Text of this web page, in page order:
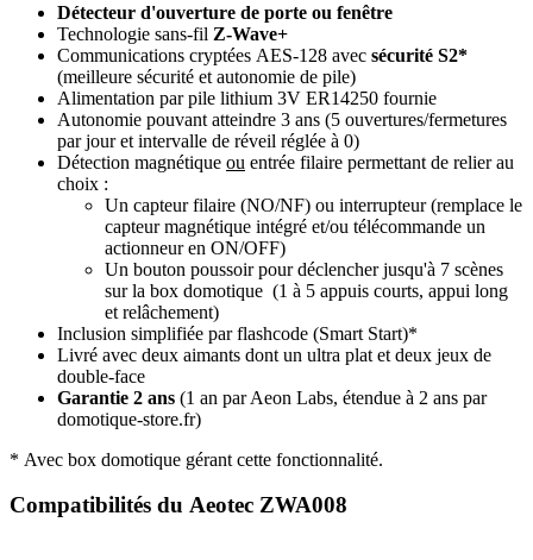
Détecteur d'ouverture de porte ou fenêtre
Technologie sans-fil Z-Wave+
Communications cryptées AES-128 avec sécurité S2*
(meilleure sécurité et autonomie de pile)
Alimentation par pile lithium 3V ER14250 fournie
Autonomie pouvant atteindre 3 ans (5 ouvertures/fermetures
par jour et intervalle de réveil réglée à 0)
Détection magnétique ou entrée filaire permettant de relier au
choix :
Un capteur filaire (NO/NF) ou interrupteur (remplace le
capteur magnétique intégré et/ou télécommande un
actionneur en ON/OFF)
Un bouton poussoir pour déclencher jusqu'à 7 scènes
sur la box domotique (1 à 5 appuis courts, appui long
et relâchement)
Inclusion simplifiée par flashcode (Smart Start)*
Livré avec deux aimants dont un ultra plat et deux jeux de
double-face
Garantie 2 ans (1 an par Aeon Labs, étendue à 2 ans par
domotique-store.fr)
* Avec box domotique gérant cette fonctionnalité.
Compatibilités du Aeotec ZWA008